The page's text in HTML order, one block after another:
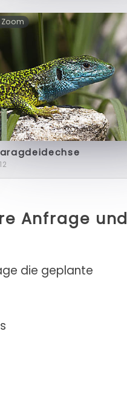
Zoom
Anfrage und
die geplante